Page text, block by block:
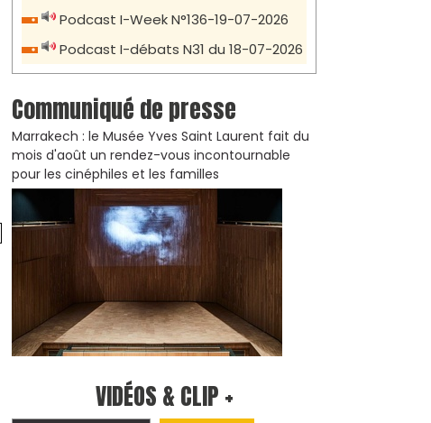
Podcast I-Week N°136-19-07-2026
Podcast I-débats N31 du 18-07-2026
Communiqué de presse
Marrakech : le Musée Yves Saint Laurent fait du
mois d'août un rendez-vous incontournable
pour les cinéphiles et les familles
VIDÉOS & CLIP +